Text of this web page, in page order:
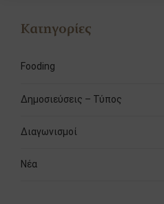
Κατηγορίες
Fooding
Δημοσιεύσεις – Τύπος
Διαγωνισμοί
Νέα